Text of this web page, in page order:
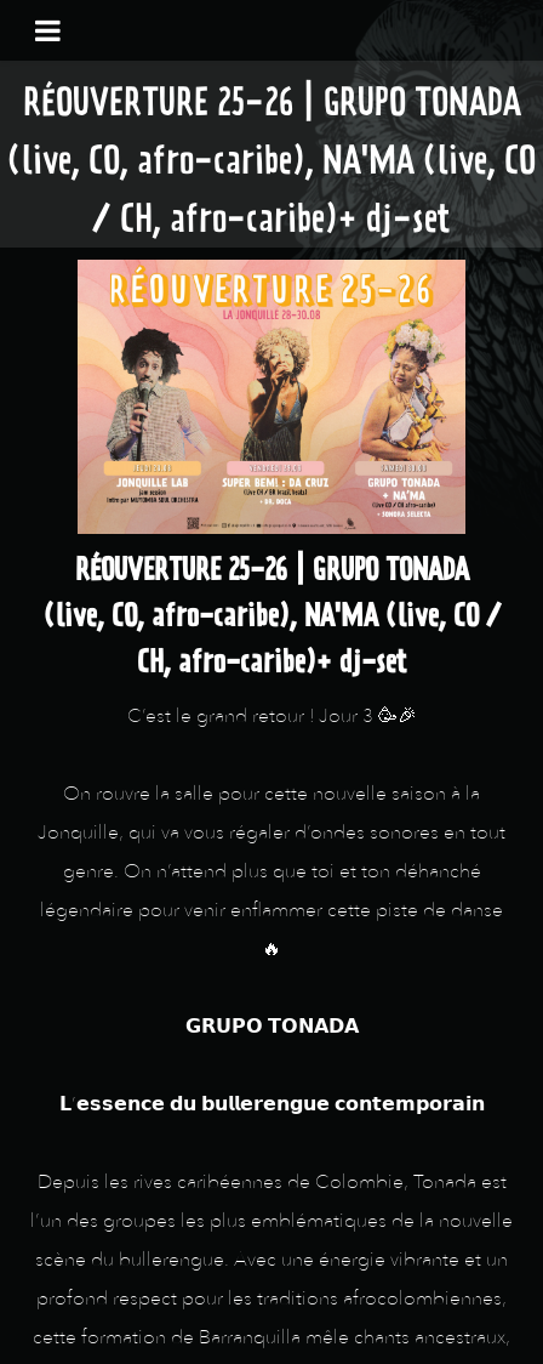
RÉOUVERTURE 25-26 | GRUPO TONADA
(live, CO, afro-caribe), NA'MA (live, CO
/ CH, afro-caribe)+ dj-set
RÉOUVERTURE 25-26 | GRUPO TONADA
(live, CO, afro-caribe), NA'MA (live, CO /
CH, afro-caribe)+ dj-set
C’est le grand retour ! Jour 3 🥳🎉
On rouvre la salle pour cette nouvelle saison à la
Jonquille, qui va vous régaler d’ondes sonores en tout
genre. On n’attend plus que toi et ton déhanché
légendaire pour venir enflammer cette piste de danse
🔥
𝗚𝗥𝗨𝗣𝗢 𝗧𝗢𝗡𝗔𝗗𝗔
𝗟’𝗲𝘀𝘀𝗲𝗻𝗰𝗲 𝗱𝘂 𝗯𝘂𝗹𝗹𝗲𝗿𝗲𝗻𝗴𝘂𝗲 𝗰𝗼𝗻𝘁𝗲𝗺𝗽𝗼𝗿𝗮𝗶𝗻
Depuis les rives caribéennes de Colombie, Tonada est
l’un des groupes les plus emblématiques de la nouvelle
scène du bullerengue. Avec une énergie vibrante et un
profond respect pour les traditions afrocolombiennes,
cette formation de Barranquilla mêle chants ancestraux,